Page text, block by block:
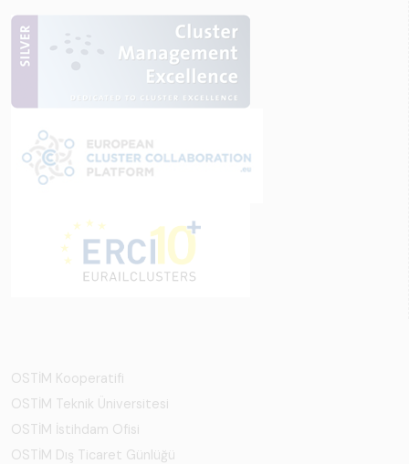
OSTİM Kooperatifi
OSTİM Teknik Üniversitesi
OSTİM İstihdam Ofisi
OSTİM Dış Ticaret Günlüğü